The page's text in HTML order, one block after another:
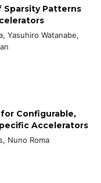
Sparsity Patterns
Yasuhiro Watanabe,
Configurable,
Accelerators
Nuno Roma